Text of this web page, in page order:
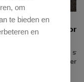
om
te bieden en
en
HOME
- Jesper
je eerst de kleur of
je favoriete stoel